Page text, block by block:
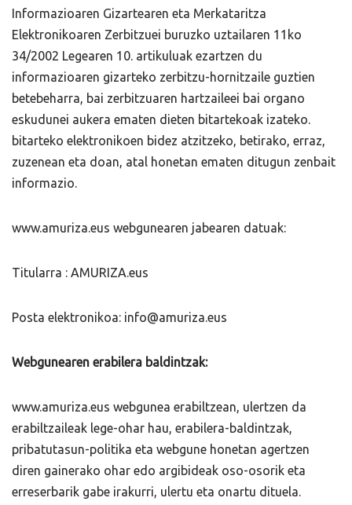
Informazioaren Gizartearen eta Merkataritza
Elektronikoaren Zerbitzuei buruzko uztailaren 11ko
34/2002 Legearen 10. artikuluak ezartzen du
informazioaren gizarteko zerbitzu-hornitzaile guztien
betebeharra, bai zerbitzuaren hartzaileei bai organo
eskudunei aukera ematen dieten bitartekoak izateko.
bitarteko elektronikoen bidez atzitzeko, betirako, erraz,
zuzenean eta doan, atal honetan ematen ditugun zenbait
informazio.
www.amuriza.eus webgunearen jabearen datuak:
Titularra : AMURIZA.eus
Posta elektronikoa: info@amuriza.eus
Webgunearen erabilera baldintzak:
www.amuriza.eus webgunea erabiltzean, ulertzen da
erabiltzaileak lege-ohar hau, erabilera-baldintzak,
pribatutasun-politika eta webgune honetan agertzen
diren gainerako ohar edo argibideak oso-osorik eta
erreserbarik gabe irakurri, ulertu eta onartu dituela.